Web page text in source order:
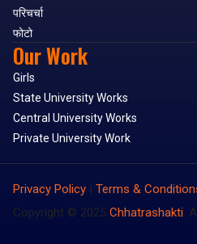
परिचर्चा
फोटो
Our Work
Girls
State University Works
Central University Works
Private University Work
Privacy Policy | Terms &
Copyright © 2025 Chhatrashakti.